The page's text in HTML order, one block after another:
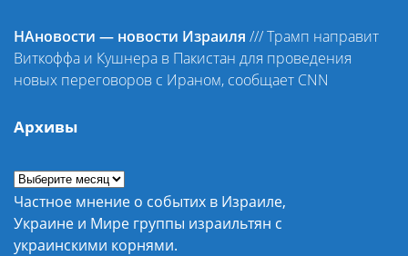
НАновости — новости Израиля ///Трамп направит
Виткоффа и Кушнера в Пакистан для проведения
новых переговоров с Ираном, сообщает CNN
Архивы
Частное мнение о событих в Израиле,
Украине и Мире группы израильтян с
украинскими корнями.